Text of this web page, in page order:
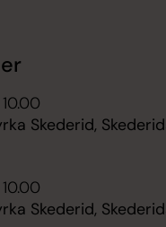
Skederid,
Skederid,